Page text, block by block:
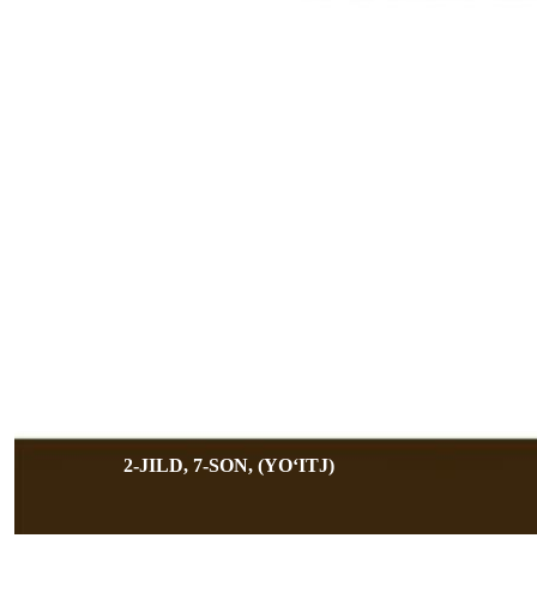
2-JILD, 7-SON, (YOʻITJ)